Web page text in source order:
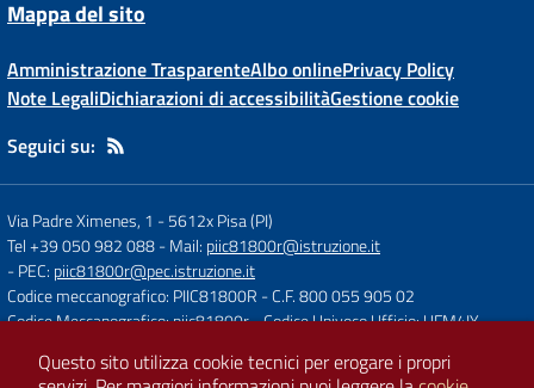
Mappa del sito
Amministrazione TrasparenteAlbo onlinePrivacy Policy
Note LegaliDichiarazioni di accessibilitàGestione cookie
Seguici su:
Via Padre Ximenes, 1 -5612x Pisa (PI)
Tel +39 050 982 088- Mail: piic81800r@istruzione.it
- PEC: piic81800r@pec.istruzione.it
Codice meccanografico: PIIC81800R - C.F. 800 055 905 02
Codice Meccanografico: piic81800r- Codice Univoco Ufficio: UFM4IY
Questo sito utilizza cookie tecnici per erogare i propri